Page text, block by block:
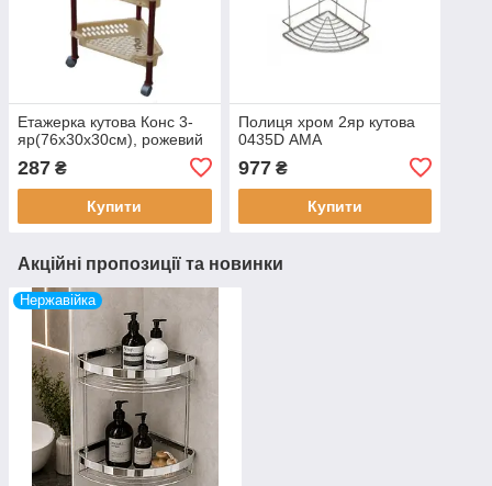
Етажерка кутова Конс 3-
яр(76х30х30см), рожевий
287 ₴
Купити
Полиця хром 2яр кутова
0435D АМА
977₴
Купити
Акційні пропозиції та новинки
Нержавійка